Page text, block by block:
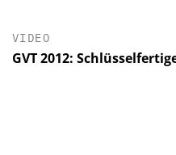
VIDEO
GVT 2012: